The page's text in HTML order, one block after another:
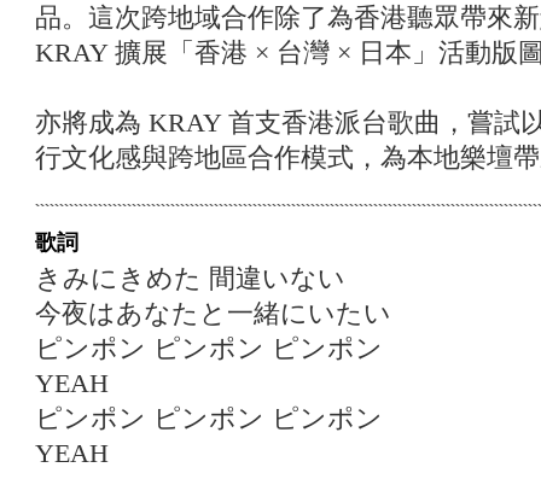
品。這次跨地域合作除了為香港聽眾帶來
KRAY 擴展「香港 × 台灣 × 日本」活動版
亦將成為 KRAY 首支香港派台歌曲，嘗試
行文化感與跨地區合作模式，為本地樂壇
歌詞
きみにきめた 間違いない
今夜はあなたと一緒にいたい
ピンポン ピンポン ピンポン
YEAH
ピンポン ピンポン ピンポン
YEAH